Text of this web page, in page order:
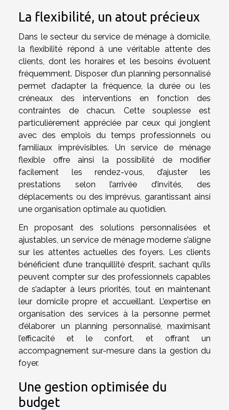
La flexibilité, un atout précieux
Dans le secteur du service de ménage à domicile,
la flexibilité répond à une véritable attente des
clients, dont les horaires et les besoins évoluent
fréquemment. Disposer d’un planning personnalisé
permet d’adapter la fréquence, la durée ou les
créneaux des interventions en fonction des
contraintes de chacun. Cette souplesse est
particulièrement appréciée par ceux qui jonglent
avec des emplois du temps professionnels ou
familiaux imprévisibles. Un service de ménage
flexible offre ainsi la possibilité de modifier
facilement les rendez-vous, d’ajuster les
prestations selon l’arrivée d’invités, des
déplacements ou des imprévus, garantissant ainsi
une organisation optimale au quotidien.
En proposant des solutions personnalisées et
ajustables, un service de ménage moderne s’aligne
sur les attentes actuelles des foyers. Les clients
bénéficient d’une tranquillité d’esprit, sachant qu’ils
peuvent compter sur des professionnels capables
de s’adapter à leurs priorités, tout en maintenant
leur domicile propre et accueillant. L’expertise en
organisation des services à la personne permet
d’élaborer un planning personnalisé, maximisant
l’efficacité et le confort, et offrant un
accompagnement sur-mesure dans la gestion du
foyer.
Une gestion optimisée du
budget